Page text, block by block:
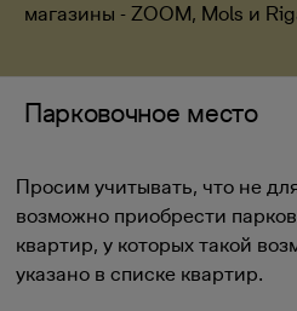
магазины - ZOOM, Mols и
Парковочное место
Просим учитывать, что не
возможно приобрести
квартир, у которых такой
указано в списке квартир.